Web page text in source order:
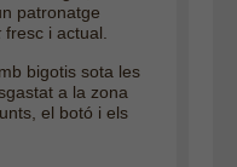
patronatge
fresc i actual.
bigotis sota les
a la zona
el botó i els